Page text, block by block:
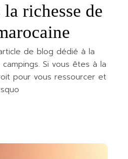
richesse de
de blog dédié à la
Si vous êtes à la
pour vous ressourcer et